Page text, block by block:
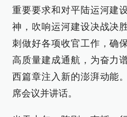
重要要求和对平陆运河建
神，吹响运河建设决战决
刺做好各项收官工作，确
高质量建成通航，为奋力
西篇章注入新的澎湃动能
席会议并讲话。